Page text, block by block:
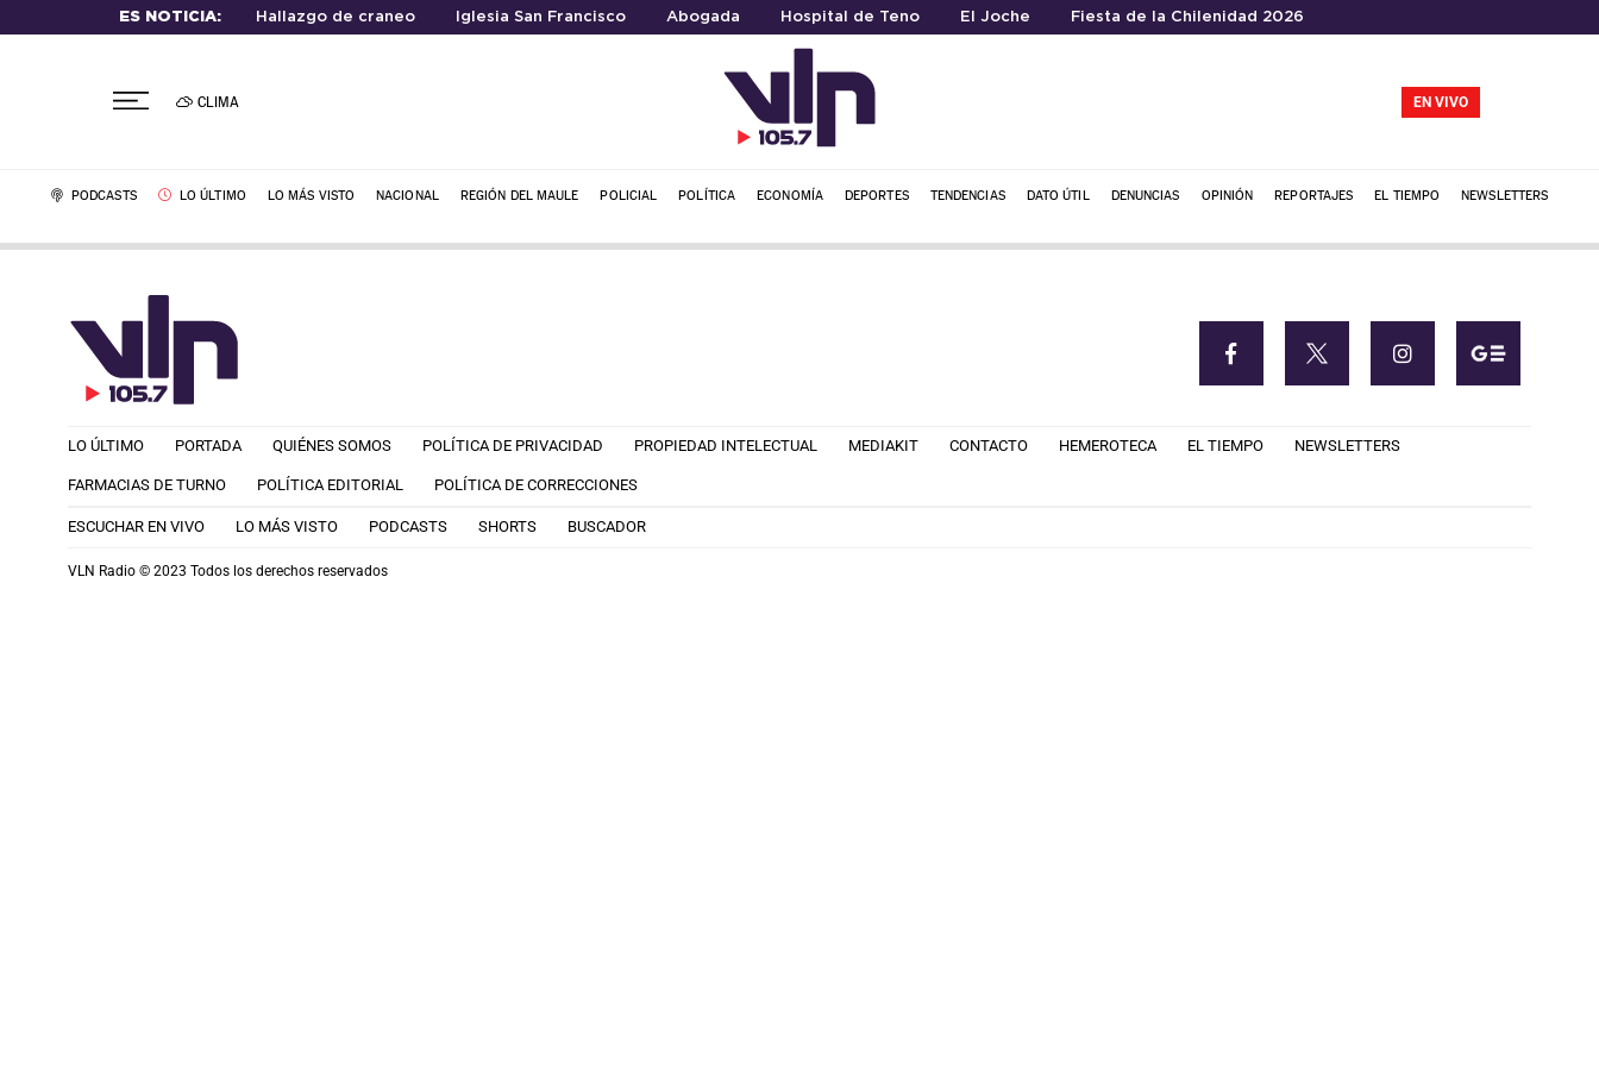
ES NOTICIA: Hallazgo de craneo Iglesia San Francisco Abogada Hospital de Teno El Joche Fiesta de la Chilenidad 2026
CLIMA EN VIVO
PODCASTS LO ÚLTIMO LO MÁS VISTO NACIONAL REGIÓN DEL MAULE POLICIAL POLÍTICA ECONOMÍA DEPORTES TENDENCIAS DATO ÚTIL DENUNCIAS OPINIÓN REPORTAJES EL TIEMPO NEWSLETTERS
LO ÚLTIMO PORTADA QUIÉNES SOMOS POLÍTICA DE PRIVACIDAD PROPIEDAD INTELECTUAL MEDIAKIT CONTACTO HEMEROTECA EL TIEMPO NEWSLETTERS
FARMACIAS DE TURNO POLÍTICA EDITORIAL POLÍTICA DE CORRECCIONES
ESCUCHAR EN VIVO LO MÁS VISTO PODCASTS SHORTS BUSCADOR
VLN Radio © 2023 Todos los derechos reservados